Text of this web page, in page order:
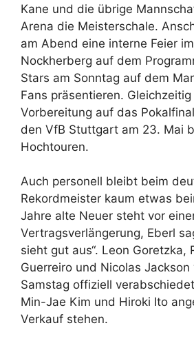
Kane und die übrige
Arena die Meisterschale.
am Abend eine interne Feier
Nockherberg auf dem
Stars am Sonntag auf dem
Fans präsentieren.
Vorbereitung auf das
den VfB Stuttgart am 23. Mai
Hochtouren.
Auch personell bleibt beim
Rekordmeister kaum etwas
Jahre alte Neuer steht vor
Vertragsverlängerung, Eberl
sieht gut aus“. Leon Goretzka,
Guerreiro und Nicolas
Samstag offiziell
Min-Jae Kim und Hiroki Ito
Verkauf stehen.